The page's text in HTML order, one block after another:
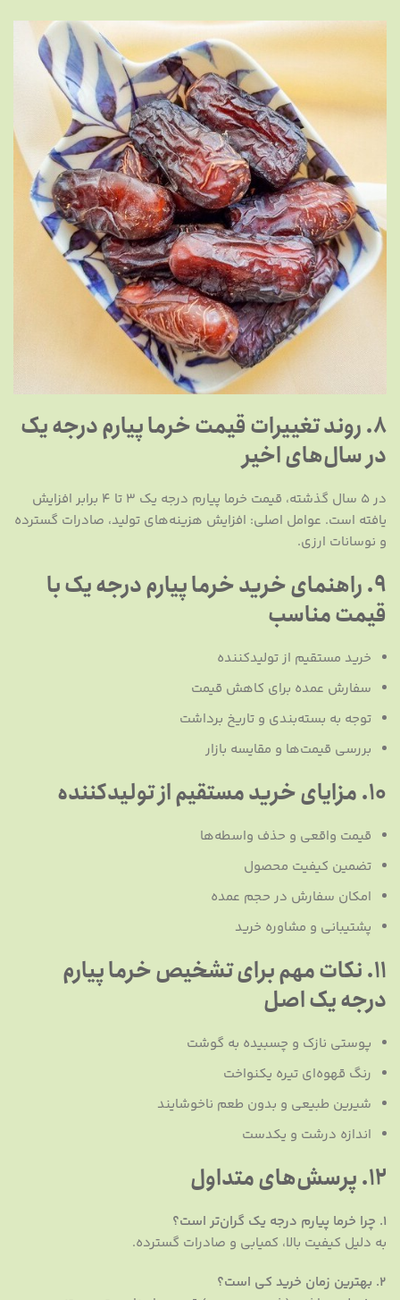
8. روند تغییرات قیمت خرما پیارم درجه یک
در سال‌های اخیر
در ۵ سال گذشته، قیمت خرما پیارم درجه یک ۳ تا ۴ برابر افزایش
یافته است. عوامل اصلی: افزایش هزینه‌های تولید، صادرات گسترده
و نوسانات ارزی.
9. راهنمای خرید خرما پیارم درجه یک با
قیمت مناسب
خرید مستقیم از تولیدکننده
سفارش عمده برای کاهش قیمت
توجه به بسته‌بندی و تاریخ برداشت
بررسی قیمت‌ها و مقایسه بازار
10. مزایای خرید مستقیم از تولیدکننده
قیمت واقعی و حذف واسطه‌ها
تضمین کیفیت محصول
امکان سفارش در حجم عمده
پشتیبانی و مشاوره خرید
11. نکات مهم برای تشخیص خرما پیارم
درجه یک اصل
پوستی نازک و چسبیده به گوشت
رنگ قهوه‌ای تیره یکنواخت
شیرین طبیعی و بدون طعم ناخوشایند
اندازه درشت و یکدست
12. پرسش‌های متداول
۱. چرا خرما پیارم درجه یک گران‌تر است؟
به دلیل کیفیت بالا، کمیابی و صادرات گسترده.
۲. بهترین زمان خرید کی است؟